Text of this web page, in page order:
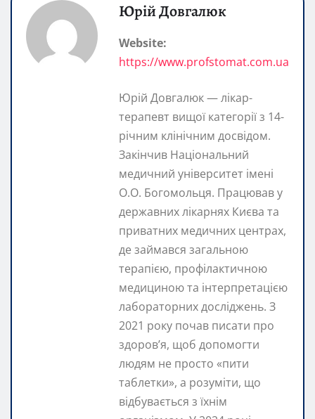
Юрій Довгалюк
Website:
https://www.profstomat.com.ua
Юрій Довгалюк — лікар-
терапевт вищої категорії з 14-
річним клінічним досвідом.
Закінчив Національний
медичний університет імені
О.О. Богомольця. Працював у
державних лікарнях Києва та
приватних медичних центрах,
де займався загальною
терапією, профілактичною
медициною та інтерпретацією
лабораторних досліджень. З
2021 року почав писати про
здоров’я, щоб допомогти
людям не просто «пити
таблетки», а розуміти, що
відбувається з їхнім